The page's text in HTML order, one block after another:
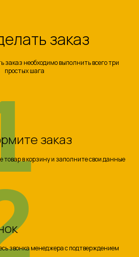
заказ
заказ необходимо выполнить всего три
простых шага
заказ
товар в корзину и заполните свои данные
звонка менеджера с подтверждением